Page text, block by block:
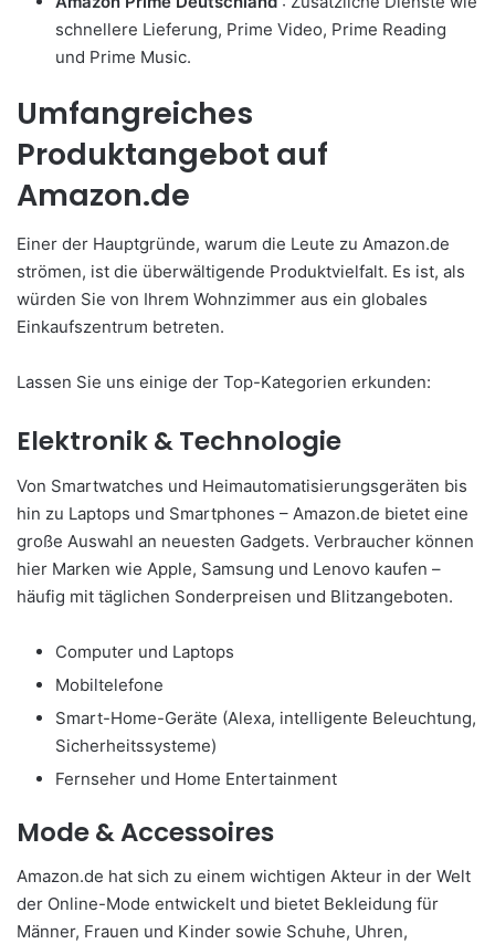
schnellere Lieferung, Prime Video, Prime Reading
und Prime Music.
Umfangreiches
Produktangebot auf
Amazon.de
Einer der Hauptgründe, warum die Leute zu Amazon.de
strömen, ist die überwältigende Produktvielfalt. Es ist, als
würden Sie von Ihrem Wohnzimmer aus ein globales
Einkaufszentrum betreten.
Lassen Sie uns einige der Top-Kategorien erkunden:
Elektronik & Technologie
Von Smartwatches und Heimautomatisierungsgeräten bis
hin zu Laptops und Smartphones – Amazon.de bietet eine
große Auswahl an neuesten Gadgets. Verbraucher können
hier Marken wie Apple, Samsung und Lenovo kaufen –
häufig mit täglichen Sonderpreisen und Blitzangeboten.
Computer und Laptops
Mobiltelefone
Smart-Home-Geräte (Alexa, intelligente Beleuchtung,
Sicherheitssysteme)
Fernseher und Home Entertainment
Mode & Accessoires
Amazon.de hat sich zu einem wichtigen Akteur in der Welt
der Online-Mode entwickelt und bietet Bekleidung für
Männer, Frauen und Kinder sowie Schuhe, Uhren,